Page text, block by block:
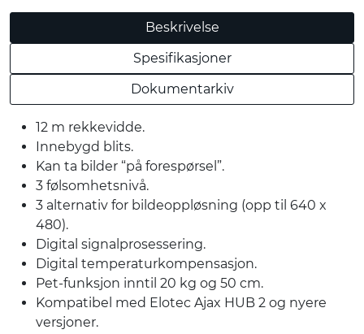
Beskrivelse
Spesifikasjoner
Dokumentarkiv
12 m rekkevidde.
Innebygd blits.
Kan ta bilder “på forespørsel”.
3 følsomhetsnivå.
3 alternativ for bildeoppløsning (opp til 640 x
480).
Digital signalprosessering.
Digital temperaturkompensasjon.
Pet-funksjon inntil 20 kg og 50 cm.
Kompatibel med Elotec Ajax HUB 2 og nyere
versjoner.